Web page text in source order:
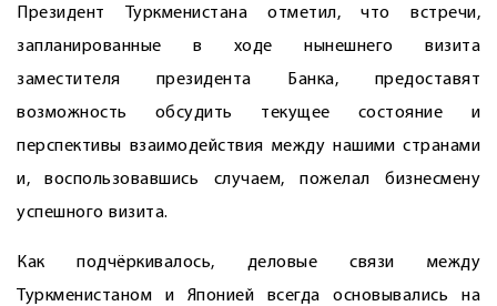
Президент Туркменистана отметил, что встречи,
запланированные в ходе нынешнего визита
заместителя президента Банка, предоставят
возможность обсудить текущее состояние и
перспективы взаимодействия между нашими странами
и, воспользовавшись случаем, пожелал бизнесмену
успешного визита.
Как подчёркивалось, деловые связи между
Туркменистаном и Японией всегда основывались на